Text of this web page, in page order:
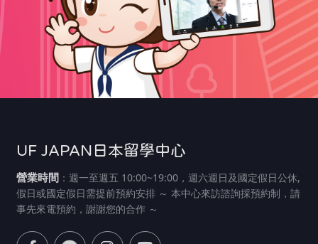
UF JAPAN日本留學中心
營業時間 ：週一至週五 10:00~19:00，週六週日及國定假日公休,
假日或國定假日需提前預約安排 ～ 本中心來訪諮詢採預約制，請
事先來電預約，謝謝您的合作 ～